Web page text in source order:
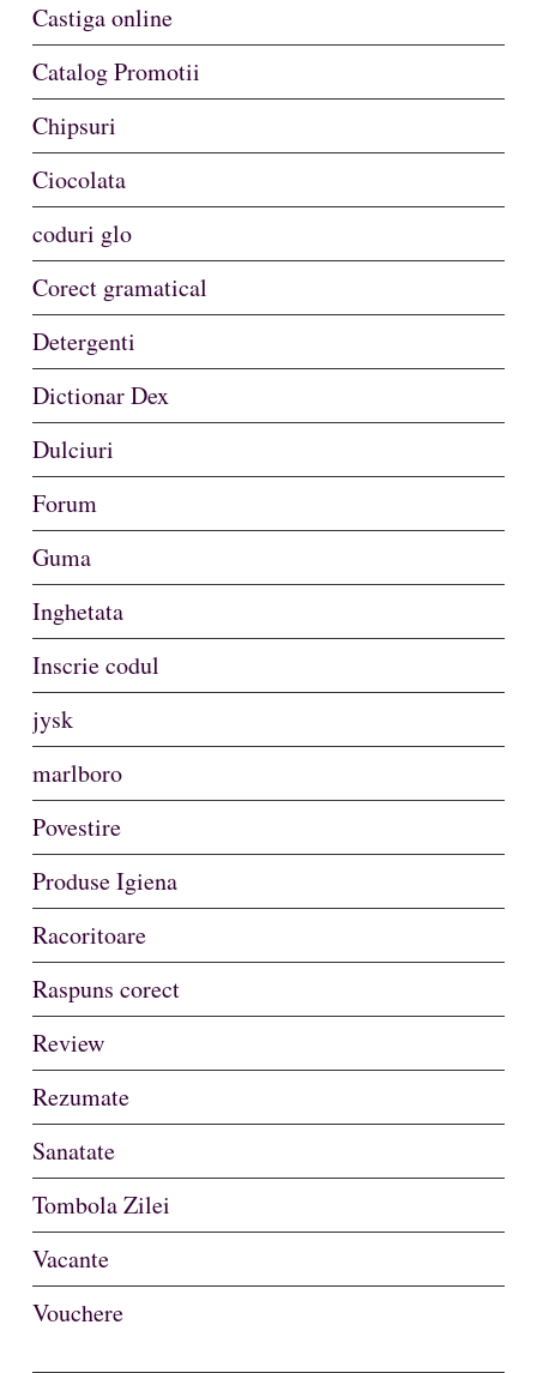
Castiga online
Catalog Promotii
Chipsuri
Ciocolata
coduri glo
Corect gramatical
Detergenti
Dictionar Dex
Dulciuri
Forum
Guma
Inghetata
Inscrie codul
jysk
marlboro
Povestire
Produse Igiena
Racoritoare
Raspuns corect
Review
Rezumate
Sanatate
Tombola Zilei
Vacante
Vouchere